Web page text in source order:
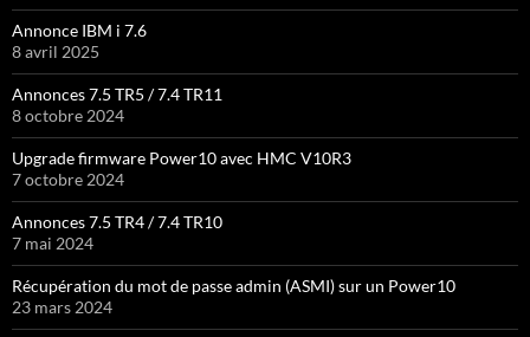
Annonce IBM i 7.6
8 avril 2025
Annonces 7.5 TR5 / 7.4 TR11
8 octobre 2024
Upgrade firmware Power10 avec HMC V10R3
7 octobre 2024
Annonces 7.5 TR4 / 7.4 TR10
7 mai 2024
Récupération du mot de passe admin (ASMI) sur un Power10
23 mars 2024